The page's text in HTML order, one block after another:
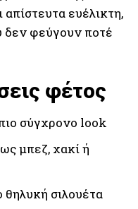
ευέλικτη,
δεν φεύγουν ποτέ
φέτος
σύγχρονο look
μπεζ, χακί ή
σιλουέτα